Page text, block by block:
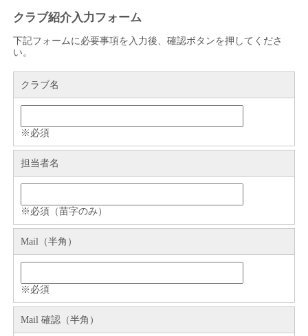
クラブ紹介入力フォーム
下記フォームに必要事項を入力後、確認ボタンを押してくださ
い。
クラブ名
※必須
担当者名
※必須（苗字のみ）
Mail（半角）
※必須
Mail 確認（半角）